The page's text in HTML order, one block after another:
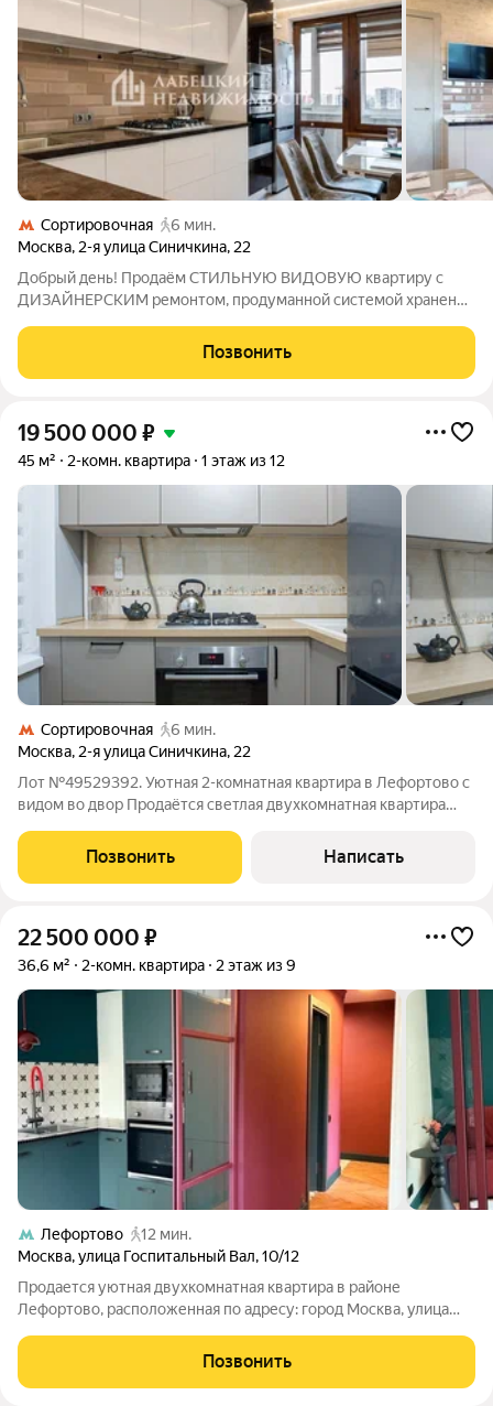
Сортировочная
6 мин.
Москва, 2-я улица Синичкина, 22
Добрый день! Продаём СТИЛЬНУЮ ВИДОВУЮ квартиру с
ДИЗАЙНЕРСКИМ ремонтом, продуманной системой хранения
Безопасно и с удовольствием юридически сопроводим Вашу
сделку. Деятельность нашего агентства
Позвонить
19 500 000 ₽
45 м² 2-комн. квартира 1 этаж из 12
Сортировочная
6 мин.
Москва, 2-я улица Синичкина, 22
Лот №49529392. Уютная 2-комнатная квартира в Лефортово с
видом во двор Продаётся светлая двухкомнатная квартира
Лефортово. Окна выходят в тихий зелёный двор, что
обеспечивает отличную инсоляцию и
Позвонить Написать
22 500 000 ₽
36,6 м² 2-комн. квартира 2 этаж из 9
Лефортово
12 мин.
Москва,улица Госпитальный Вал,10/12
Продается уютная двухкомнатная квартира в районе
Лефортово, расположенная по адресу: город Москва, улица
36.6 кв. м, жилая площадь 21 кв. м, а кухня 7.8 кв. м. Квартира
находится на 2 этаже
Позвонить